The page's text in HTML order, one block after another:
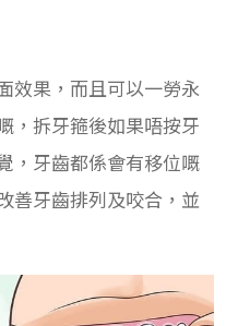
效果，而且可以一勞永
，拆牙箍後如果唔按牙
，牙齒都係會有移位嘅
善牙齒排列及咬合，並